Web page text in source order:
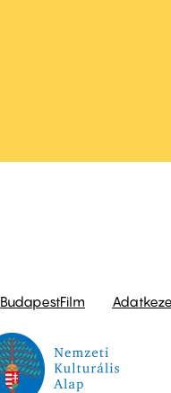
BudapestFilm